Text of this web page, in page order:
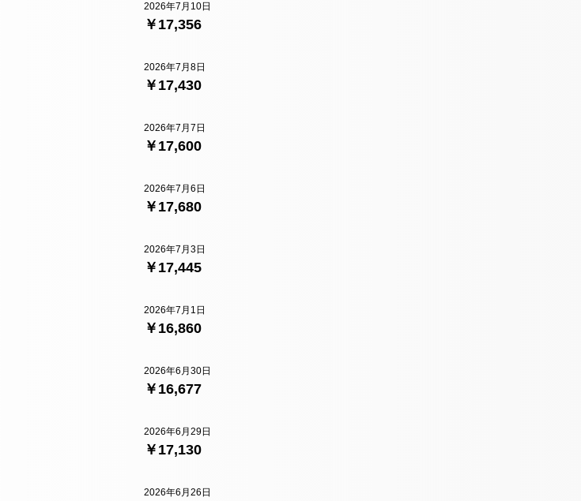
￥17,356
2026年7月10日
￥17,430
2026年7月8日
￥17,600
2026年7月7日
￥17,680
2026年7月6日
￥17,445
2026年7月3日
￥16,860
2026年7月1日
￥16,677
2026年6月30日
￥17,130
2026年6月29日
2026年6月26日